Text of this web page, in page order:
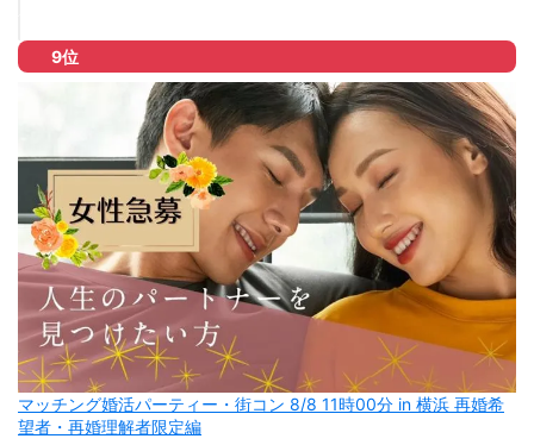
9位
マッチング婚活パーティー・街コン 8/8 11時00分 in 横浜 再婚希
望者・再婚理解者限定編